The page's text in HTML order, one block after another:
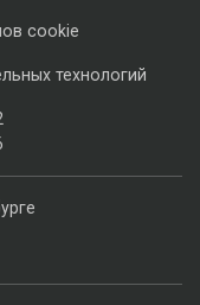
cookie
технологий